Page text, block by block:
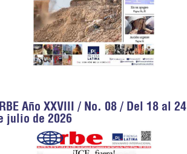
Año XXVIII / No. 08 / Del 18 al 24
julio de 2026